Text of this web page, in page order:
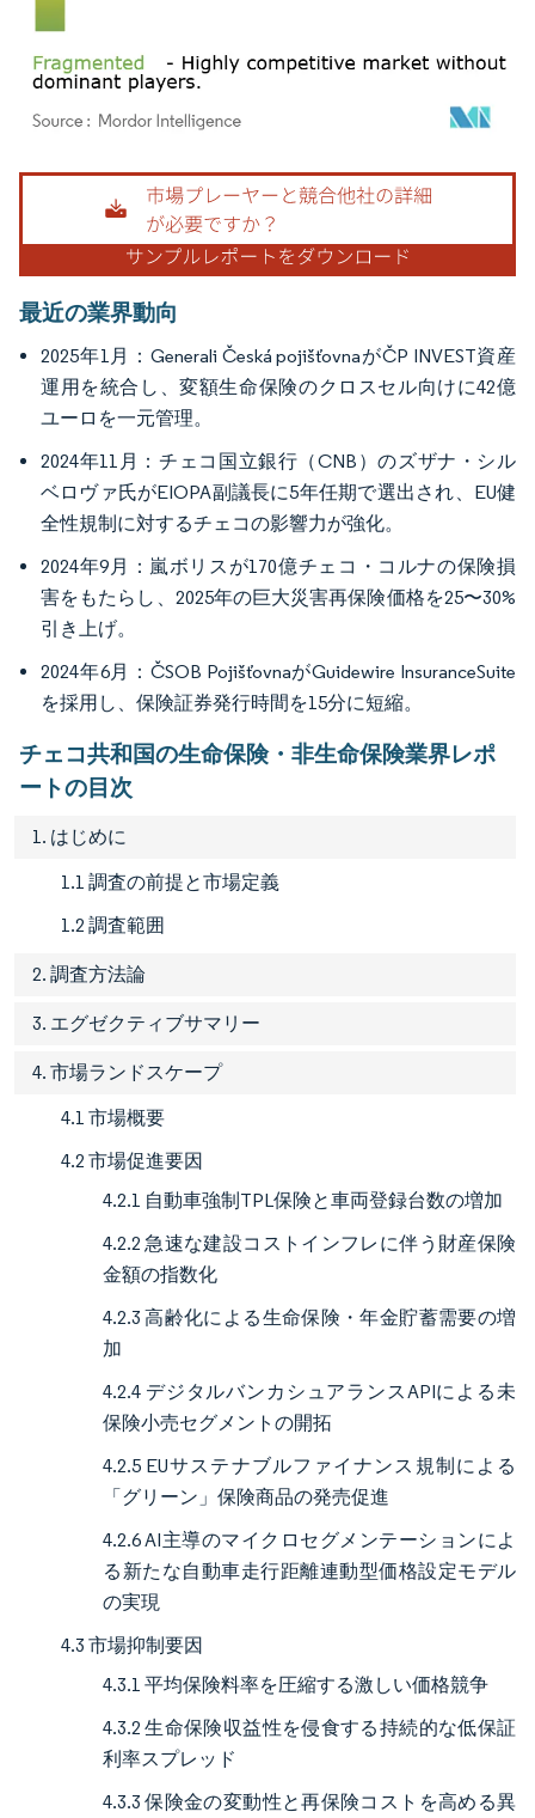
画像 © Mordor Intelligence。再利用にはCC BY 4.0の表示が必要です。
最近の業界動向
2025年1月：Generali Česká pojišťovnaがČP INVEST資産
運用を統合し、変額生命保険のクロスセル向けに42億
ユーロを一元管理。
2024年11月：チェコ国立銀行（CNB）のズザナ・シル
ベロヴァ氏がEIOPA副議長に5年任期で選出され、EU健
全性規制に対するチェコの影響力が強化。
2024年9月：嵐ボリスが170億チェコ・コルナの保険損
害をもたらし、2025年の巨大災害再保険価格を25〜30%
引き上げ。
2024年6月：ČSOB PojišťovnaがGuidewire InsuranceSuite
を採用し、保険証券発行時間を15分に短縮。
チェコ共和国の生命保険・非生命保険業界レポ
ートの目次
1. はじめに
1.1 調査の前提と市場定義
1.2 調査範囲
2. 調査方法論
3. エグゼクティブサマリー
4. 市場ランドスケープ
4.1 市場概要
4.2 市場促進要因
4.2.1 自動車強制TPL保険と車両登録台数の増加
4.2.2 急速な建設コストインフレに伴う財産保険
金額の指数化
4.2.3 高齢化による生命保険・年金貯蓄需要の増
加
4.2.4 デジタルバンカシュアランスAPIによる未
保険小売セグメントの開拓
4.2.5 EUサステナブルファイナンス規制による
「グリーン」保険商品の発売促進
4.2.6 AI主導のマイクロセグメンテーションによ
る新たな自動車走行距離連動型価格設定モデル
の実現
4.3 市場抑制要因
4.3.1 平均保険料率を圧縮する激しい価格競争
4.3.2 生命保険収益性を侵食する持続的な低保証
利率スプレッド
4.3.3 保険金の変動性と再保険コストを高める異